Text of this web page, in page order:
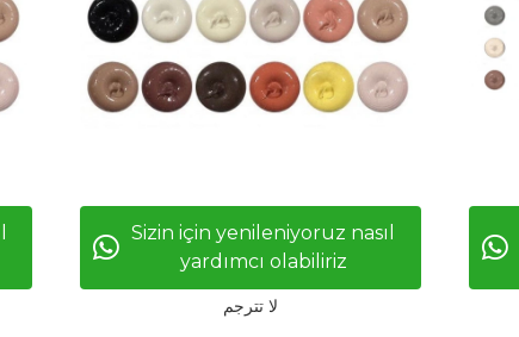
Sizin için yenileniyoruz nasıl
yardımcı olabiliriz
لا تترجم